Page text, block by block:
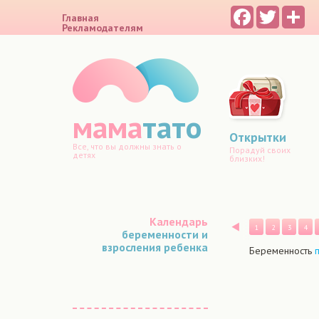
Главная
Рекламодателям
FacebookTwitter
маматато
Все, что вы должны знать о
детях
Открытки
Порадуй своих
близких!
Календарь
беременности и
взросления ребенка
Назад
1 2 3 4
Беременность